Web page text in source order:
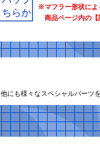
※マフラー形状によ
商品ページ内の【
他にも様々なスペシャルパーツ